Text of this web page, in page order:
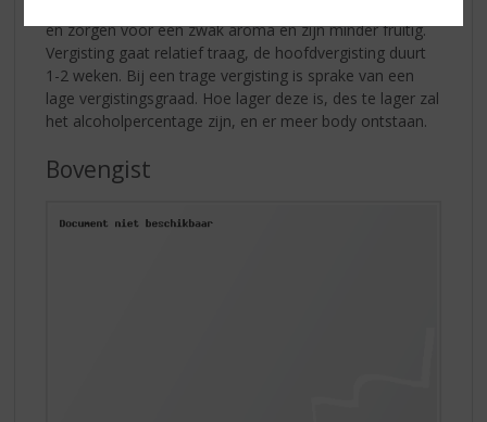
en zorgen voor een zwak aroma en zijn minder fruitig.
Vergisting gaat relatief traag, de hoofdvergisting duurt
1-2 weken. Bij een trage vergisting is sprake van een
lage vergistingsgraad. Hoe lager deze is, des te lager zal
het alcoholpercentage zijn, en er meer body ontstaan.
Bovengist